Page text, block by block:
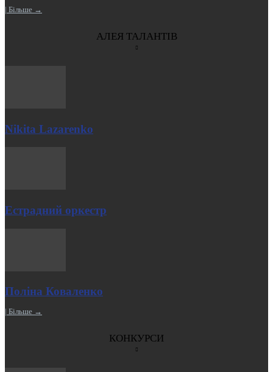
| Більше →
АЛЕЯ ТАЛАНТІВ
Nikita Lazarenko
Естрадний оркестр
Поліна Коваленко
| Більше →
КОНКУРСИ